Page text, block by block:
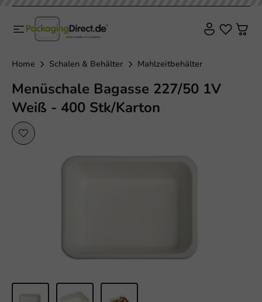
Home Schalen & Behälter Mahlzeitbehälter
Menüschale Bagasse 227/50 1V
Weiß - 400 Stk/Karton